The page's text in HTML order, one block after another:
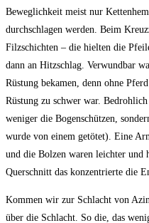
Beweglichkeit meist nur
durchschlagen werden. Beim
Filzschichten – die hielten die
dann an Hitzschlag. Verwundbar
Rüstung bekamen, denn ohne
Rüstung zu schwer war.
weniger die Bogenschützen,
wurde von einem getötet). Eine
und die Bolzen waren leichter und
Querschnitt das konzentrierte die
Kommen wir zur Schlacht von
über die Schlacht. So die, das